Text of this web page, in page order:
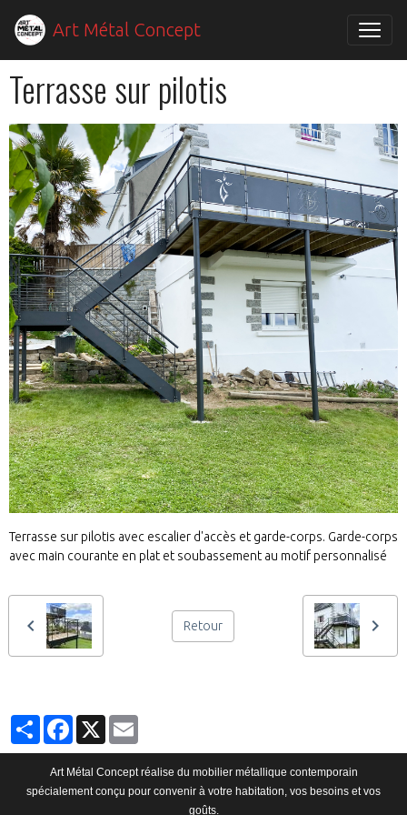
Art Métal Concept
Terrasse sur pilotis
Terrasse sur pilotis avec escalier d'accès et garde-corps. Garde-corps
avec main courante en plat et soubassement au motif personnalisé
Retour
PartagerFacebook
X
Art Métal Concept réalise du mobilier métallique contemporain
spécialement conçu pour convenir à votre habitation, vos besoins et vos
goûts.